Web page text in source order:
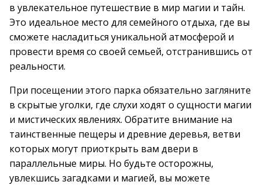
в увлекательное путешествие в мир магии и тайн.
Это идеальное место для семейного отдыха, где вы
сможете насладиться уникальной атмосферой и
провести время со своей семьей, отстранившись от
реальности.
При посещении этого парка обязательно загляните
в скрытые уголки, где слухи ходят о сущности магии
и мистических явлениях. Обратите внимание на
таинственные пещеры и древние деревья, ветви
которых могут приоткрыть вам двери в
параллельные миры. Но будьте осторожны,
увлекшись загадками и магией, вы можете